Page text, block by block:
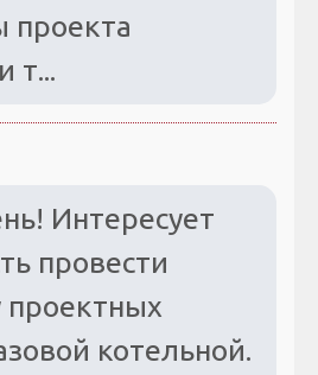
проекта
т...
Интересует
провести
проектных
котельной.